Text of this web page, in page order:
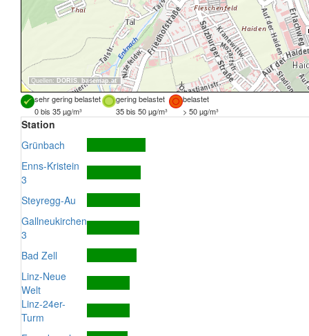
Quellen: DORIS, basemap.at
sehr gering belastet gering belastet
belastet
0 bis 35 µg/m³
35 bis 50 µg/m³ > 50 µg/m³
Station
Grünbach
Enns-Kristein
3
Steyregg-Au
Gallneukirchen
3
Bad Zell
Linz-Neue
Welt
Linz-24er-
Turm